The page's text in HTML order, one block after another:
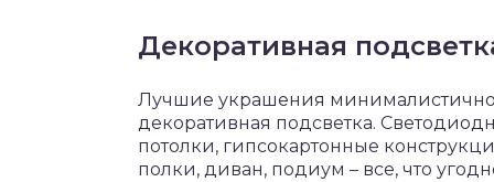
Декоративная
Лучшие украшения
декоративная подсветка.
потолки, гипсокартонные
полки, диван, подиум – все, что